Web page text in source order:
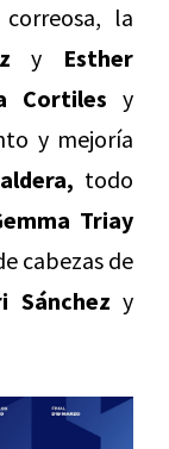
la
y Esther
Cortiles y
y mejoría
todo
Triay
cabezas de
Sánchez y